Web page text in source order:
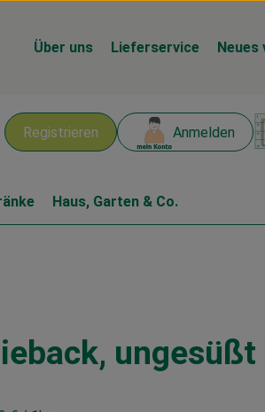
Über uns Lieferservice Neues
Registrieren Anmelden
Haus, Garten & Co.
ungesüßt